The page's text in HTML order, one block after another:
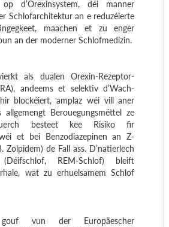
op d’Orexinsystem, déi manner
Schlofarchitektur an e reduzéierte
maachen et zu enger
an der moderner Schlofmedizin.
als dualen Orexin-Rezeptor-
andeems et selektiv d’Wach-
blockéiert, amplaz wéi vill aner
allgemengt Berouegungsmëttel ze
besteet kee Risiko fir
et bei Benzodiazepinen an Z-
Zolpidem) de Fall ass. D’natierlech
REM-Schlof) bleift
wat zu erhuelsamem Schlof
gouf vun der Europäescher